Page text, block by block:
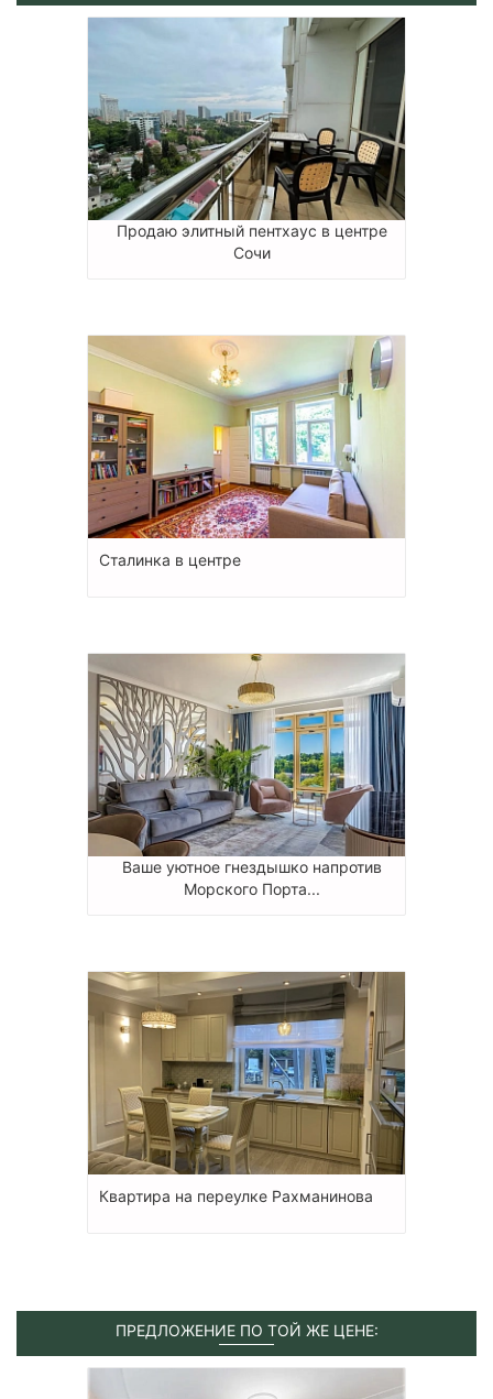
Продаю элитный пентхаус в центре
Сочи
Сталинка в центре
Ваше уютное гнездышко напротив
Морского Порта...
Квартира на переулке Рахманинова
ПРЕДЛОЖЕНИЕ ПО ТОЙ ЖЕ ЦЕНЕ: